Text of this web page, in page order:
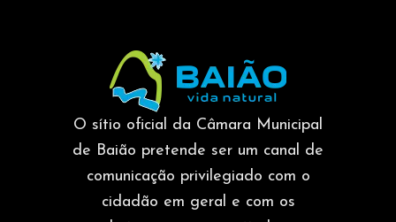
O sítio oficial da Câmara Municipal
de Baião pretende ser um canal de
comunicação privilegiado com o
cidadão em geral e com os